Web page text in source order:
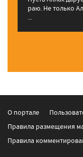
раю. Не только
...
О портале
Правила размещения
Правила